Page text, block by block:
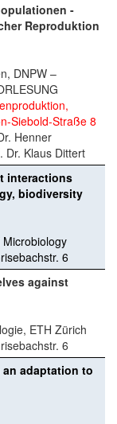
-
Reproduktion
DNPW –
Siebold-Straße 8
Henner
Dr. Klaus Dittert
interactions
biodiversity
6
against
ETH Zürich
6
adaptation to